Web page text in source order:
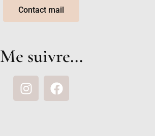
Contact mail
Me suivre...